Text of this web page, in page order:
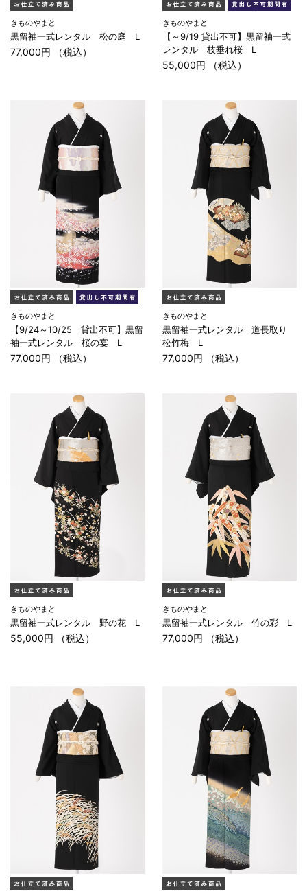
きものやまと
黒留袖一式レンタル 松の庭 L
77,000円 （税込）
きものやまと
【～9/19 貸出不可】黒留袖一式
レンタル 枝垂れ桜 L
55,000円 （税込）
きものやまと
【9/24～10/25 貸出不可】黒留
袖一式レンタル 桜の宴 L
77,000円 （税込）
きものやまと
黒留袖一式レンタル 道長取り
松竹梅 L
77,000円 （税込）
きものやまと
黒留袖一式レンタル 野の花 L
55,000円 （税込）
きものやまと
黒留袖一式レンタル 竹の彩 L
77,000円 （税込）